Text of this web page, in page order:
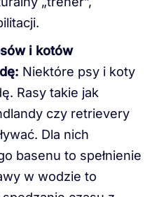
i kotów
Niektóre psy i koty
Rasy takie jak
czy retrievery
Dla nich
basenu to spełnienie
w wodzie to